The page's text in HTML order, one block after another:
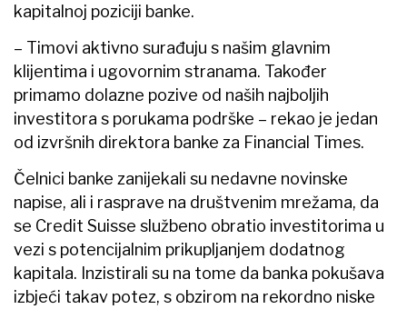
kapitalnoj poziciji banke.
– Timovi aktivno surađuju s našim glavnim
klijentima i ugovornim stranama. Također
primamo dolazne pozive od naših najboljih
investitora s porukama podrške – rekao je jedan
od izvršnih direktora banke za Financial Times.
Čelnici banke zanijekali su nedavne novinske
napise, ali i rasprave na društvenim mrežama, da
se Credit Suisse službeno obratio investitorima u
vezi s potencijalnim prikupljanjem dodatnog
kapitala. Inzistirali su na tome da banka pokušava
izbjeći takav potez, s obzirom na rekordno niske